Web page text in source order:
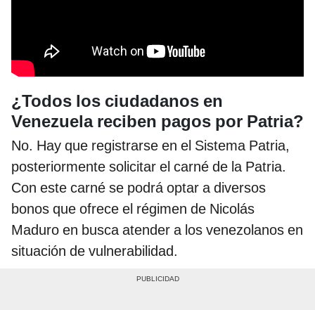
¿Todos los ciudadanos en
Venezuela reciben pagos por Patria?
No. Hay que registrarse en el Sistema Patria,
posteriormente solicitar el carné de la Patria.
Con este carné se podrá optar a diversos
bonos que ofrece el régimen de Nicolás
Maduro en busca atender a los venezolanos en
situación de vulnerabilidad.